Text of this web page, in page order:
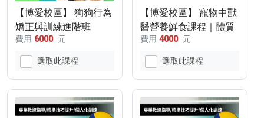
【博愛校區】 狗狗行為
矯正與訓練進階班
(115/12/12-
116/1/16，12/26、1/2
停課)
費用 6000 元
選取此課程
【博愛校區】 寵物中獸
醫營養鮮食課程｜體質
分析與個別化膳食調整
(115/12/20)
費用 4000 元
選取此課程